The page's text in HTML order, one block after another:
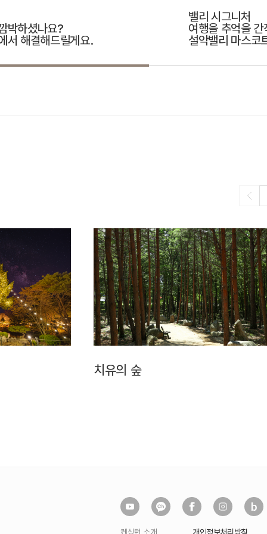
박하셨나요?
서 해결해드릴게요.
밸리 시그니처
여행을 추억을
설악밸리 마스코
치유의 숲
켄싱턴 소개 개인정보처리방침